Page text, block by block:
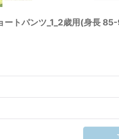
ートパンツ_1_2歳用(身長